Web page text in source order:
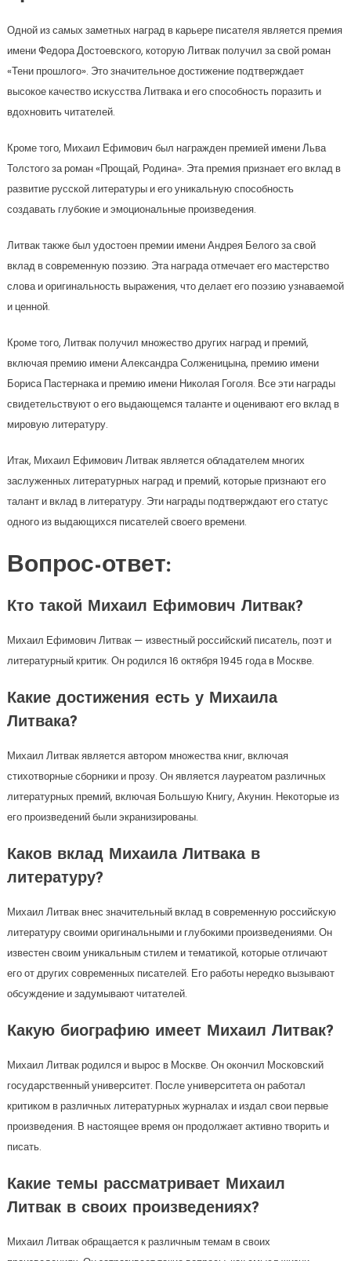
Одной из самых заметных наград в карьере писателя является премия
имени Федора Достоевского, которую Литвак получил за свой роман
«Тени прошлого». Это значительное достижение подтверждает
высокое качество искусства Литвака и его способность поразить и
вдохновить читателей.
Кроме того, Михаил Ефимович был награжден премией имени Льва
Толстого за роман «Прощай, Родина». Эта премия признает его вклад в
развитие русской литературы и его уникальную способность
создавать глубокие и эмоциональные произведения.
Литвак также был удостоен премии имени Андрея Белого за свой
вклад в современную поэзию. Эта награда отмечает его мастерство
слова и оригинальность выражения, что делает его поэзию узнаваемой
и ценной.
Кроме того, Литвак получил множество других наград и премий,
включая премию имени Александра Солженицына, премию имени
Бориса Пастернака и премию имени Николая Гоголя. Все эти награды
свидетельствуют о его выдающемся таланте и оценивают его вклад в
мировую литературу.
Итак, Михаил Ефимович Литвак является обладателем многих
заслуженных литературных наград и премий, которые признают его
талант и вклад в литературу. Эти награды подтверждают его статус
одного из выдающихся писателей своего времени.
Вопрос-ответ:
Кто такой Михаил Ефимович Литвак?
Михаил Ефимович Литвак — известный российский писатель, поэт и
литературный критик. Он родился 16 октября 1945 года в Москве.
Какие достижения есть у Михаила
Литвака?
Михаил Литвак является автором множества книг, включая
стихотворные сборники и прозу. Он является лауреатом различных
литературных премий, включая Большую Книгу, Акунин. Некоторые из
его произведений были экранизированы.
Каков вклад Михаила Литвака в
литературу?
Михаил Литвак внес значительный вклад в современную российскую
литературу своими оригинальными и глубокими произведениями. Он
известен своим уникальным стилем и тематикой, которые отличают
его от других современных писателей. Его работы нередко вызывают
обсуждение и задумывают читателей.
Какую биографию имеет Михаил Литвак?
Михаил Литвак родился и вырос в Москве. Он окончил Московский
государственный университет. После университета он работал
критиком в различных литературных журналах и издал свои первые
произведения. В настоящее время он продолжает активно творить и
писать.
Какие темы рассматривает Михаил
Литвак в своих произведениях?
Михаил Литвак обращается к различным темам в своих